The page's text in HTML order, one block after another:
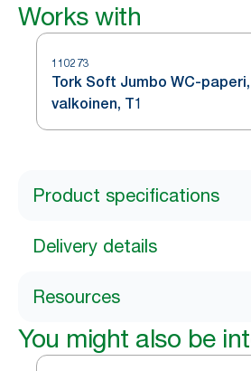
Works with
110273
Tork Soft Jumbo WC-paperi,
valkoinen, T1
Product specifications
Delivery details
Resources
You might also be